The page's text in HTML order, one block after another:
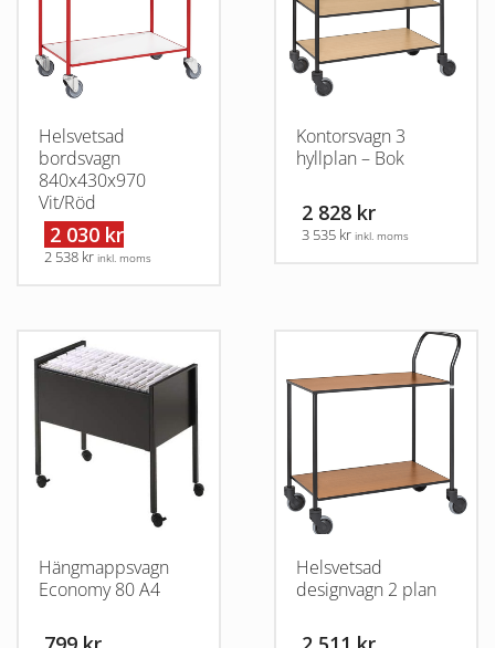
Helsvetsad
bordsvagn
840x430x970
Vit/Röd
2 030 kr
2 538 kr inkl. moms
Kontorsvagn 3
hyllplan – Bok
2 828 kr
3 535 kr inkl. moms
Hängmappsvagn
Economy 80 A4
Helsvetsad
designvagn 2 plan